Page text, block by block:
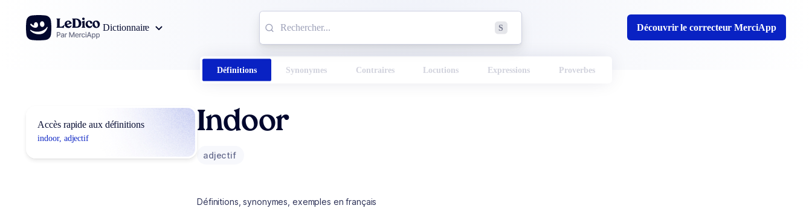
Aller au contenu
Dictionnaire
S Découvrir le correcteur MerciApp
Définitions Synonymes Contraires Locutions Expressions Proverbes
Accès rapide aux définitions
indoor, adjectif
Indoor
adjectif
Définitions, synonymes, exemples en français